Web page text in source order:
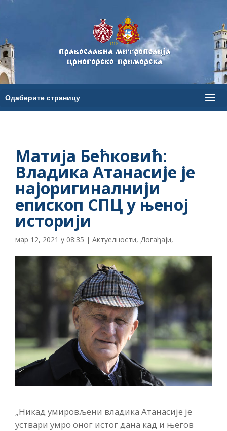
Матија Бећковић:
Владика Атанасије је
најоригиналнији
епископ СПЦ у њеној
историји
мар 12, 2021 у 08:35 | Актуелности, Догађаји,
„Никад умировљени владика Атанасије је
уствари умро оног истог дана кад и његов